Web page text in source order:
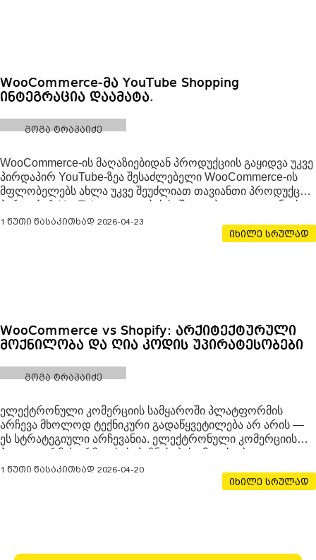
WooCommerce-მა YouTube Shopping
ინტეგრაცია დაამატა.
გოგა ტრაპაიძე
WooCommerce-ის მაღაზიებიდან პროდუქციის გაყიდვა უკვე
პირდაპირ YouTube-ზეა შესაძლებელი WooCommerce-ის
მფლობელებს ახლა უკვე შეუძლიათ თავიანთი პროდუქცია
პირდაპირ YouTube-ვიდეოების საშუალებით გაყიდონ. ეს
სიახლე ვიდეოკონტენტს პირდაპირ გაყიდვების
პლატფორმად აქცევს. Google-მა და WooCommerce-მა
1 წუთი წასაკითხად 2026-04-23
იხილე სრულად
WooCommerce vs Shopify: არქიტექტურული
მოქნილობა და ღია კოდის უპირატესობები
გოგა ტრაპაიძე
ელექტრონული კომერციის სამყაროში პლატფორმის
არჩევა მხოლოდ ტექნიკური გადაწყვეტილება არ არის —
ეს სტრატეგიული არჩევანია. ელექტრონული კომერციის
პლატფორმის არჩევისას, ბიზნესების უმეტესობა
ყურადღებას ამახვილებს ყოველთვიურ გადასახადზე ან
დიზაინის შაბლონებზე. თუმცა, არსებობს ერთი
1 წუთი წასაკითხად 2026-04-20
იხილე სრულად